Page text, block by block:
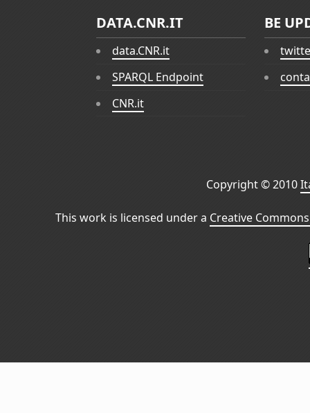
DATA.CNR.IT
data.CNR.it
SPARQL Endpoint
CNR.it
BE
Copyright © 2010
This work is licensed under a Creative